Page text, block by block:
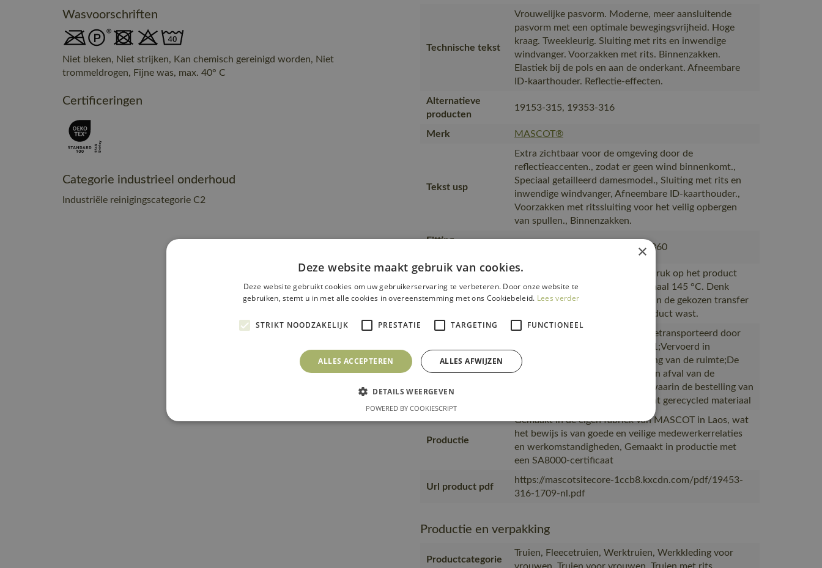
Wasvoorschriften
Niet bleken, Niet strijken, Kan chemisch gereinigd worden, Niet
trommeldrogen, Fijne was, max. 40° C
Certificeringen
Categorie industrieel onderhoud
Industriële reinigingscategorie C2
Technische tekst
Vrouwelijke pasvorm. Moderne, meer aansluitende
pasvorm met een optimale bewegingsvrijheid. Hoge
kraag. Tweekleurig. Sluiting met rits en inwendige
windvanger. Voorzakken met rits. Binnenzakken.
Elastiek bij de pols en aan de onderkant. Afneembare
ID-kaarthouder. Reflectie-effecten.
Alternatieve
producten
19153-315, 19353-316
Merk MASCOT®
Tekst usp
Extra zichtbaar voor de omgeving door de
reflectieaccenten., zodat er geen wind binnenkomt.,
Speciaal getailleerd damesmodel., Sluiting met rits en
inwendige windvanger, Afneembare ID-kaarthouder.,
Voorzakken met ritssluiting voor het veilig opbergen
van spullen., Binnenzakken.
Fitting
18050-802, 50602-010, 50143-860
Opmerking logo
Kies een transfer die voor de opdruk op het product
kan worden verwarmd tot maximaal 145 °C. Denk
eraan om de wasvoorschriften van de gekozen transfer
te controleren voordat u het product wast.
Transport en
verpakking
Van productie naar magazijnen getransporteerd door
transportpartners met ISO 14001;Vervoerd in
zendingen met maximale benutting van de ruimte;De
productverpakking is gemaakt van afval van de
plasticproductie;De verpakking waarin de bestelling van
MASCOT, is gemaakt van of bevat gerecycled materiaal
Productie
Gemaakt in de eigen fabriek van MASCOT in Laos, wat
het bewijs is van goede en veilige medewerkerrelaties
en werkomstandigheden, Gemaakt in productie met
een SA8000-certificaat
Url product pdf
https://mascotsitecore-1ccb8.kxcdn.com/pdf/19453-
316-1709-nl.pdf
Productie en verpakking
Productcategorie
Truien, Fleecetruien, Werktruien, Werkkleding voor
×
Deze website maakt gebruik van cookies.
Deze website gebruikt cookies om uw gebruikerservaring te verbeteren. Door onze website te
gebruiken, stemt u in met alle cookies in overeenstemming met ons Cookiebeleid. Lees verder
STRIKT NOODZAKELIJK PRESTATIE TARGETING FUNCTIONEEL
ALLES ACCEPTEREN ALLES AFWIJZEN
DETAILS WEERGEVEN
POWERED BY COOKIESCRIPT